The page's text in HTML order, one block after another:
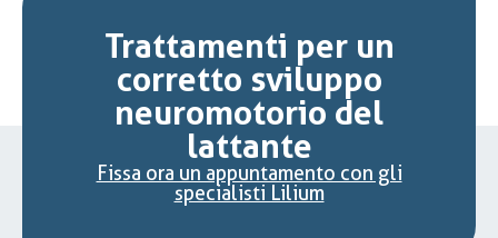
Trattamenti per un
corretto sviluppo
neuromotorio del
lattante
Fissa ora un appuntamento con gli
specialisti Lilium